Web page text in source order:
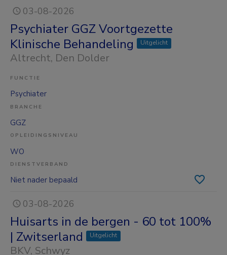
03-08-2026
Psychiater GGZ Voortgezette
Klinische Behandeling
Uitgelicht
Altrecht, Den Dolder
FUNCTIE
Psychiater
BRANCHE
GGZ
OPLEIDINGSNIVEAU
WO
DIENSTVERBAND
Niet nader bepaald
03-08-2026
Huisarts in de bergen - 60 tot 100%
| Zwitserland
Uitgelicht
BKV, Schwyz